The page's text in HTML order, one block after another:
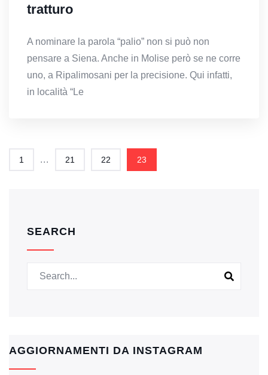
tratturo
A nominare la parola “palio” non si può non
pensare a Siena. Anche in Molise però se ne corre
uno, a Ripalimosani per la precisione. Qui infatti,
in località “Le
1 ... 21 22 23
SEARCH
AGGIORNAMENTI DA INSTAGRAM